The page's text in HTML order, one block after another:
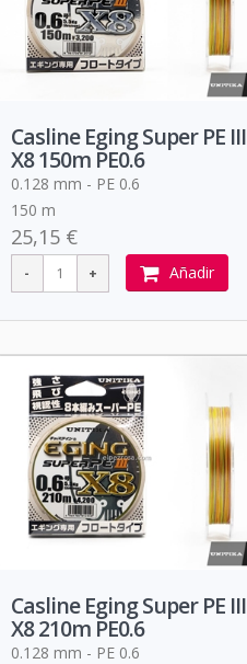
Casline Eging Super PE III
X8 150m PE0.6
0.128 mm - PE 0.6
150 m
25,15 €
Añadir
Casline Eging Super PE III
X8 210m PE0.6
0.128 mm - PE 0.6